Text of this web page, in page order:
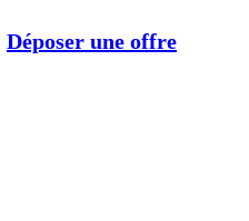
Déposer une offre